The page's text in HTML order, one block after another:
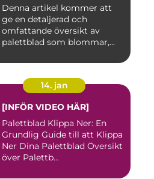
trädgårdsentusiaster runt
om i världen
Denna artikel kommer att
ge en detaljerad och
omfattande översikt av
palettblad som blommar,
14. jan
[INFÖR VIDEO HÄR]
Palettblad Klippa Ner: En
Grundlig Guide till att Klippa
Ner Dina Palettblad Översikt
över Palettb...